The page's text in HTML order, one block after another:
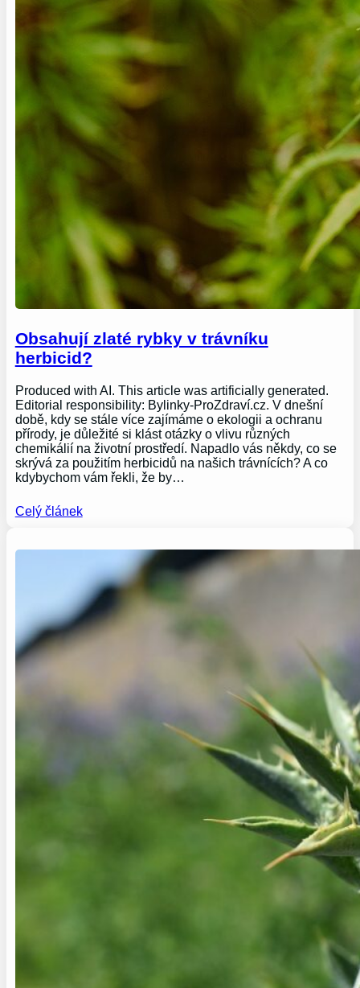
Obsahují zlaté rybky v trávníku
herbicid?
Produced with AI. This article was artificially generated.
Editorial responsibility: Bylinky-ProZdraví.cz. V dnešní
době, kdy se stále více zajímáme o ekologii a ochranu
přírody, je důležité si klást otázky o vlivu různých
chemikálií na životní prostředí. Napadlo vás někdy, co se
skrývá za použitím herbicidů na našich trávnících? A co
kdybychom vám řekli, že by…
Celý článek